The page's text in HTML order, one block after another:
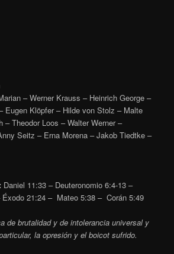
– Werner Krauss – Heinrich George –
Eugen Klöpfer – Hilde von Stolz – Malte
– Theodor Loos – Walter Werner –
Seitz – Erna Morena – Jakob Tiedtke –
Daniel 11:33 – Deuteronomio 6:4-13 –
Éxodo 21:24 – Mateo 5:38 – Corán 5:49
de brutalidad y de intolerancia universal y
la opresión y el boicot sufrido.